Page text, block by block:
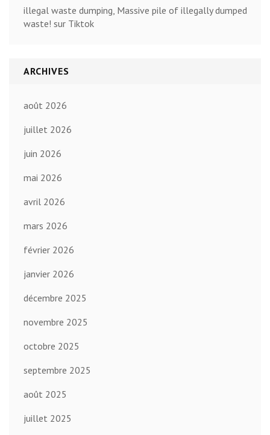
illegal waste dumping, Massive pile of illegally dumped
waste! sur Tiktok
ARCHIVES
août 2026
juillet 2026
juin 2026
mai 2026
avril 2026
mars 2026
février 2026
janvier 2026
décembre 2025
novembre 2025
octobre 2025
septembre 2025
août 2025
juillet 2025